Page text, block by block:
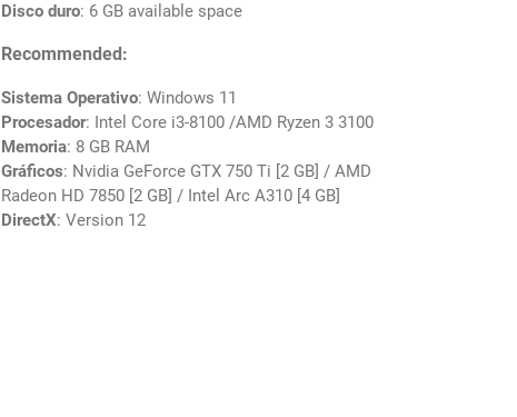
Disco duro: 6 GB available space
Recommended:
Sistema Operativo: Windows 11
Procesador: Intel Core i3-8100 /AMD Ryzen 3 3100
Memoria: 8 GB RAM
Gráficos: Nvidia GeForce GTX 750 Ti [2 GB] / AMD
Radeon HD 7850 [2 GB] / Intel Arc A310 [4 GB]
DirectX: Version 12